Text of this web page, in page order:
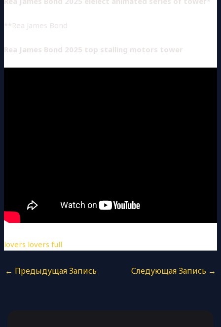
**Rea James Bond
Rea James Bond 2025 top stalling motors tower
lovers lovers full
← Предыдущая Запись Следующая Запись →